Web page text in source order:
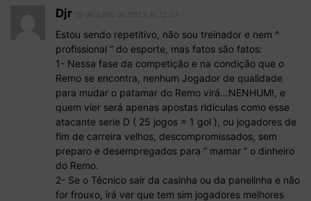
Djr
Estou sendo repetitivo, não sou treinador e nem ^
profissional ” do esporte, mas fatos são fatos:
1- Nessa fase da competição e na condição que o
Remo se encontra, nenhum Jogador de qualidade
para mudar o patamar do Remo virá…NENHUM!, e
quem vier será apenas apostas ridículas como esse
atacante serie D ( 25 jogos = 1 gol ), ou jogadores de
fim de carreira velhos, descompromissados, sem
preparo e desempregados para ” mamar ” o dinheiro
do Remo.
2- Se o Técnico sair da casinha ou da panelinha e não
for frouxo, irá ver que tem sim jogadores melhores